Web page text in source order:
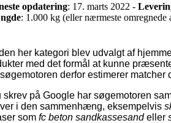
opdatering: 17. marts 2022 -
: 1.000 kg (eller nærmeste omregnede
her kategori blev udvalgt af
med det formål at kunne
derfor estimerer matcher
på Google har søgemotoren
i den sammenhæng, eksempelvis
som fc beton sandkassesandeller